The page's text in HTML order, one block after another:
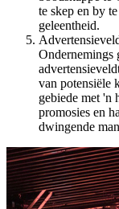
te skep en by
geleentheid.
van potensiële
gebiede met 'n
promosies en
dwingende